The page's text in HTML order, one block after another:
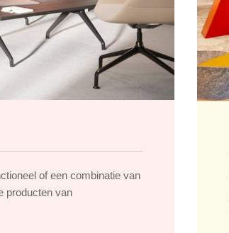
of een combinatie van
producten van